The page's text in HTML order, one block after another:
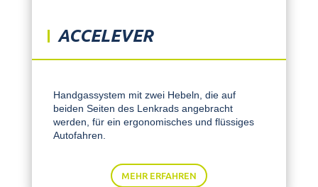
ACCELEVER
Handgassystem mit zwei Hebeln, die auf
beiden Seiten des Lenkrads angebracht
werden, für ein ergonomisches und flüssiges
Autofahren.
MEHR ERFAHREN